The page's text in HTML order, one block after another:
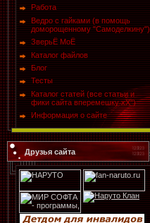
Работа
Ведро с гайками (в помощь
доморощенному "Самоделкину")
ЗверьЁ МоЁ
Каталог файлов
Блог
Тесты
Каталог статей (все статьи и
фики сайта вперемешку хХ")
Информация о сайте
Друзья сайта